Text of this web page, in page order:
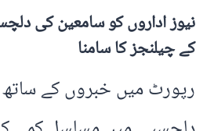
نیوز اداروں کو سامعین کی
کے چیلنجز کا سامنا
رپورٹ میں خبروں کے